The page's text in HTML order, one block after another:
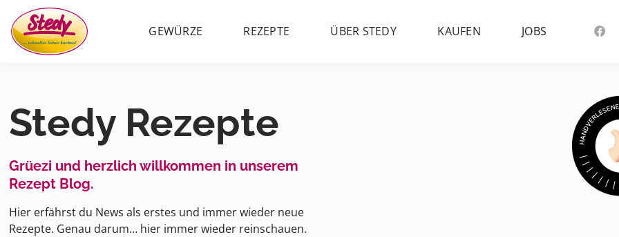
GEWÜRZE REZEPTE ÜBER STEDY KAUFEN JOBS
Stedy Rezepte
Grüezi und herzlich willkommen in unserem
Rezept Blog.
Hier erfährst du News als erstes und immer wieder neue
Rezepte. Genau darum… hier immer wieder reinschauen.